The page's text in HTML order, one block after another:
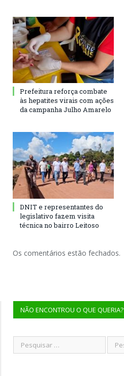
Prefeitura reforça combate
às hepatites virais com ações
da campanha Julho Amarelo
DNIT e representantes do
legislativo fazem visita
técnica no bairro Leitoso
Os comentários estão fechados.
NÃO ENCONTROU O QUE QUERIA?